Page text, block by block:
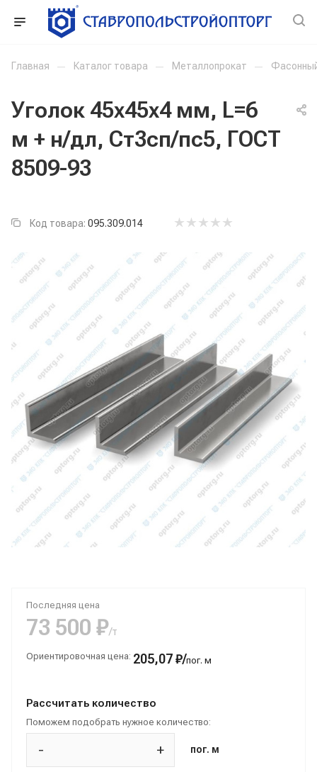
Главная — Каталог товара — Металлопрокат —
Уголок 45x45x4 мм, L=6
м + н/дл, Ст3сп/пс5, ГОСТ
8509-93
Код товара: 095.309.014
Последняя цена
73 500 ₽/т
Ориентировочная цена: 205,07 ₽/пог. м
Рассчитать количество
Поможем подобрать нужное количество:
- + пог. м